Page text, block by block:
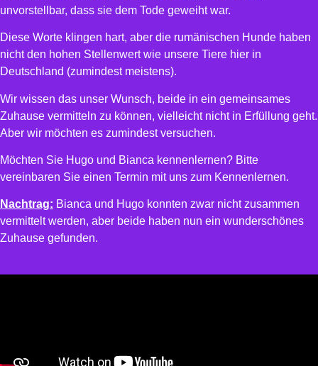
unvorstellbar, dass sie dem Tode geweiht war.
Diese Worte klingen hart, aber die rumänischen Hunde haben
nicht den hohen Stellenwert wie unsere Tiere hier in
Deutschland (zumindest meistens).
Wir wissen das unser Wunsch, beide in ein gemeinsames
Zuhause vermitteln zu können, vielleicht nicht in Erfüllung geht.
Aber wir möchten es zumindest versuchen.
Möchten Sie Hugo und Bianca kennenlernen? Bitte
vereinbaren Sie einen Termin mit uns zum Kennenlernen.
Nachtrag: Bianca und Hugo konnten zwar nicht zusammen
vermittelt werden, aber beide haben nun ein wunderschönes
Zuhause gefunden.